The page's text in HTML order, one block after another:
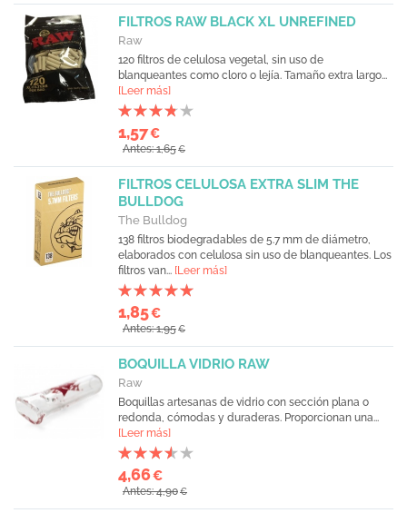
FILTROS RAW BLACK XL UNREFINED
Raw
120 filtros de celulosa vegetal, sin uso de
blanqueantes como cloro o lejía. Tamaño extra largo...
[Leer más]
1,57€
Antes: 1,65€
FILTROS CELULOSA EXTRA SLIM THE
BULLDOG
The Bulldog
138 filtros biodegradables de 5.7 mm de diámetro,
elaborados con celulosa sin uso de blanqueantes. Los
filtros van... [Leer más]
1,85€
Antes: 1,95€
BOQUILLA VIDRIO RAW
Raw
Boquillas artesanas de vidrio con sección plana o
redonda, cómodas y duraderas. Proporcionan una...
[Leer más]
4,66€
Antes: 4,90€